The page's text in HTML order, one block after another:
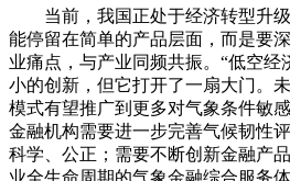
当前，我国正处于经济转型升级
能停留在简单的产品层面，而是要
业痛点，与产业同频共振。“低空经
小的创新，但它打开了一扇大门。
模式有望推广到更多对气象条件敏
金融机构需要进一步完善气候韧性
科学、公正；需要不断创新金融产